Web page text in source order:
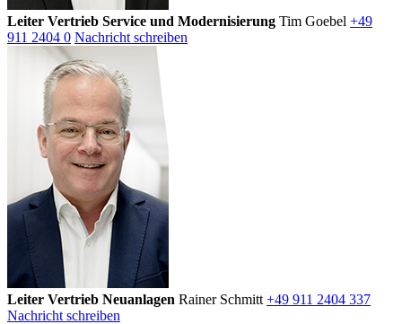
Leiter Vertrieb Service und Modernisierung Tim Goebel +49
911 2404 0 Nachricht schreiben
Leiter Vertrieb Neuanlagen Rainer Schmitt +49 911 2404 337
Nachricht schreiben